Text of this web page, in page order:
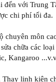
đến với Trung
chi phí tối đa.
môn
chữa các
Kangaroo
linh kiện